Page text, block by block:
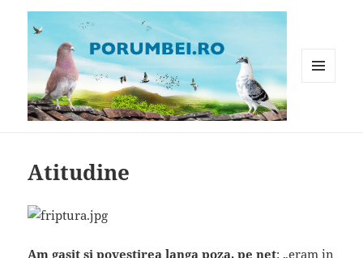
Atitudine
Am gasit si povestirea langa poza, pe net: „eram in